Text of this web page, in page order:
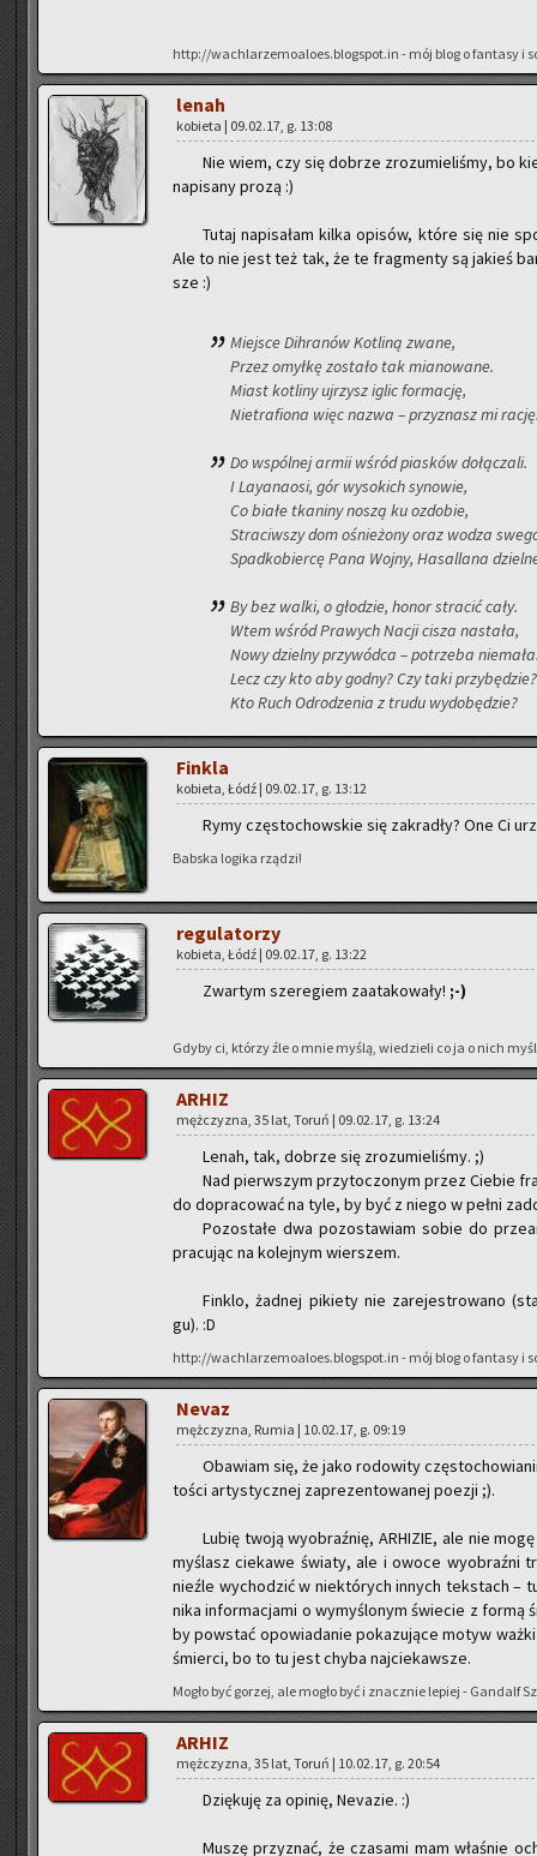
http://wachlarzemoaloes.blogspot.in - mój blog o fan­ta­sy i
lenah
ko­bie­ta | 09.02.17, g. 13:08
Nie wiem, czy się do­brze zro­zu­mie­li­śmy, bo
na­pi­sa­ny prozą :)
Tutaj na­pi­sa­łam kilka opi­sów, które się nie
Ale to nie jest też tak, że te frag­men­ty są ja­kieś
sze :)
Miej­sce Dih­ra­nów Ko­tli­ną zwane,
Przez omył­kę zo­sta­ło tak mia­no­wa­ne.
Miast ko­tli­ny uj­rzysz iglic for­ma­cję,
Nie­tra­fio­na więc nazwa – przy­znasz mi
Do wspól­nej armii wśród pia­sków do­łą­cza­li.
I Lay­ana­osi, gór wy­so­kich sy­no­wie,
Co białe tka­ni­ny noszą ku ozdo­bie,
Stra­ciw­szy dom ośnie­żo­ny oraz wodza
Spad­ko­bier­cę Pana Wojny, Ha­sal­la­na
By bez walki, o gło­dzie, honor stra­cić cały.
Wtem wśród Pra­wych Nacji cisza na­sta­ła,
Nowy dziel­ny przy­wód­ca – po­trze­ba
Lecz czy kto aby godny? Czy taki przy­bę­dzie?
Kto Ruch Od­ro­dze­nia z trudu wy­do­bę­dzie?
Fin­kla
ko­bie­ta, Łódź | 09.02.17, g. 13:12
Rymy czę­sto­chow­skie się za­kra­dły? One Ci
Bab­ska lo­gi­ka rzą­dzi!
re­gu­la­to­rzy
ko­bie­ta, Łódź | 09.02.17, g. 13:22
Zwar­tym sze­re­giem za­ata­ko­wa­ły! ;-)
Gdyby ci, któ­rzy źle o mnie myślą, wie­dzie­li co ja o nich
ARHIZ
męż­czy­zna, 35 lat, Toruń | 09.02.17, g. 13:24
Lenah, tak, do­brze się zro­zu­mie­li­śmy. ;)
Nad pierw­szym przy­to­czo­nym przez Cie­bie
do do­pra­co­wać na tyle, by być z niego w pełni
Po­zo­sta­łe dwa po­zo­sta­wiam sobie do
pra­cu­jąc na ko­lej­nym wier­szem.
Fin­klo, żad­nej pi­kie­ty nie za­re­je­stro­wa­no
gu). :D
http://wachlarzemoaloes.blogspot.in - mój blog o fan­ta­sy i
Nevaz
męż­czy­zna, Rumia | 10.02.17, g. 09:19
Oba­wiam się, że jako ro­do­wi­ty
to­ści ar­ty­stycz­nej za­pre­zen­to­wa­nej po­ezji ;).
Lubię twoją wy­obraź­nię, AR­HI­ZIE, ale nie
my­ślasz cie­ka­we świa­ty, ale i owoce wy­obraź­ni
nie­źle wy­cho­dzić w nie­któ­rych in­nych tek­stach –
ni­ka in­for­ma­cja­mi o wy­my­ślo­nym świe­cie z
by po­wstać opo­wia­da­nie po­ka­zu­ją­ce motyw
śmier­ci, bo to tu jest chyba naj­cie­kaw­sze.
Mogło być go­rzej, ale mogło być i znacz­nie le­piej - Gan­dalf
ARHIZ
męż­czy­zna, 35 lat, Toruń | 10.02.17, g. 20:54
Dzię­ku­ję za opi­nię, Ne­va­zie. :)
Muszę przy­znać, że cza­sa­mi mam wła­śnie